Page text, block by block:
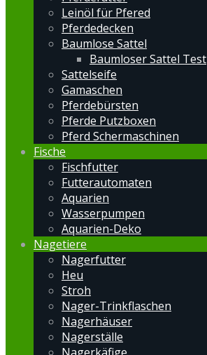
Leinöl für Pfered
Pferdedecken
Baumlose Sattel
Baumloser Sattel Test
Sattelseife
Gamaschen
Pferdebürsten
Pferde Putzboxen
Pferd Schermaschinen
Fische
Fischfutter
Futterautomaten
Aquarien
Wasserpumpen
Aquarien-Deko
Nagetiere
Nagerfutter
Heu
Stroh
Nager-Trinkflaschen
Nagerhäuser
Nagerställe